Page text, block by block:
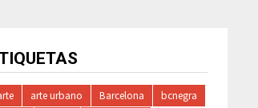
arte urbano Barcelona
bcnegra